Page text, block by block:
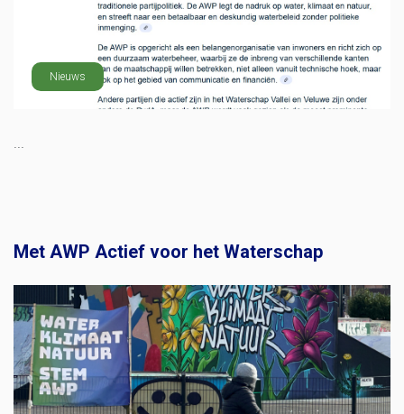
Nieuws
...
Met AWP Actief voor het Waterschap